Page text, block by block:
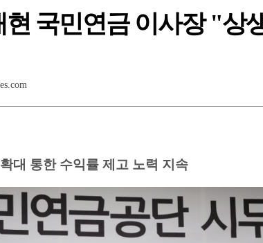
현 국민연금 이사장 "상
대 통한 수익률 제고 노력 지속